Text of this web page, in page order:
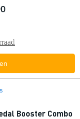
Booster Combo